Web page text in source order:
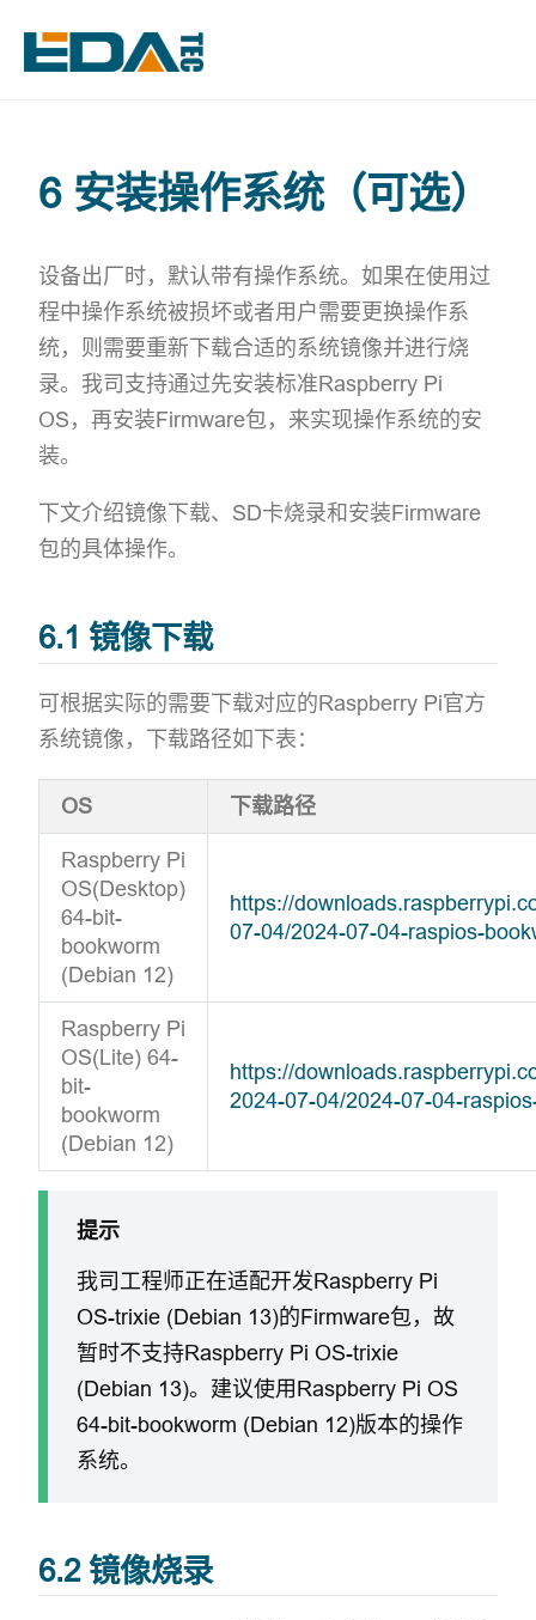
6 安装操作系统（可选）
设备出厂时，默认带有操作系统。如果在使用过
程中操作系统被损坏或者用户需要更换操作系
统，则需要重新下载合适的系统镜像并进行烧
录。我司支持通过先安装标准Raspberry Pi
OS，再安装Firmware包，来实现操作系统的安
装。
下文介绍镜像下载、SD卡烧录和安装Firmware
包的具体操作。
6.1 镜像下载
可根据实际的需要下载对应的Raspberry Pi官方
系统镜像，下载路径如下表：
OS 下载路径
Raspberry Pi
OS(Desktop)
64-bit-
bookworm
(Debian 12)
https://
07-04/2024-07-04-raspios-
Raspberry Pi
OS(Lite) 64-
bit-
bookworm
(Debian 12)
https://
2024-07-04/2024-07-04-
提示
我司工程师正在适配开发Raspberry Pi
OS-trixie (Debian 13)的Firmware包，故
暂时不支持Raspberry Pi OS-trixie
(Debian 13)。建议使用Raspberry Pi OS
64-bit-bookworm (Debian 12)版本的操作
系统。
6.2 镜像烧录